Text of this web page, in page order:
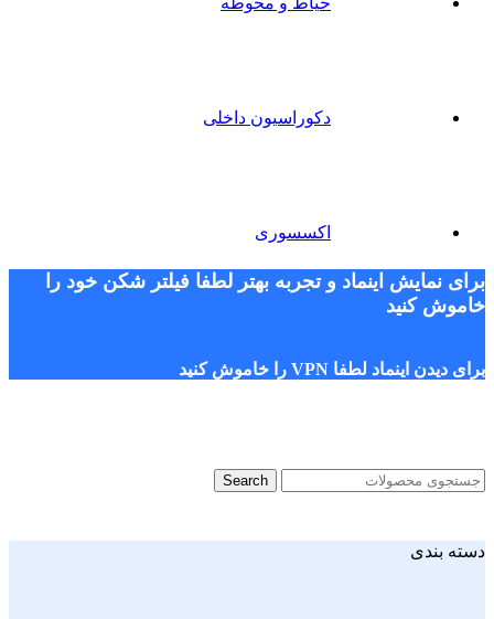
دکوراسیون داخلی
اکسسوری
برای نمایش اینماد و تجربه بهتر لطفا فیلتر شکن خود را
خاموش کنید
برای دیدن اینماد لطفا VPN را خاموش کنید
Search
دسته بندی